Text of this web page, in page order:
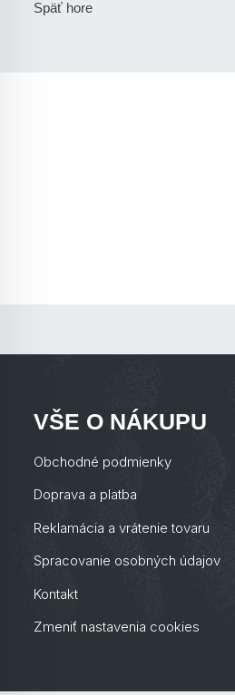
Späť hore
VŠE O NÁKUPU
Obchodné podmienky
Doprava a platba
Reklamácia a vrátenie tovaru
Spracovanie osobných údajov
Kontakt
Zmeniť nastavenia cookies